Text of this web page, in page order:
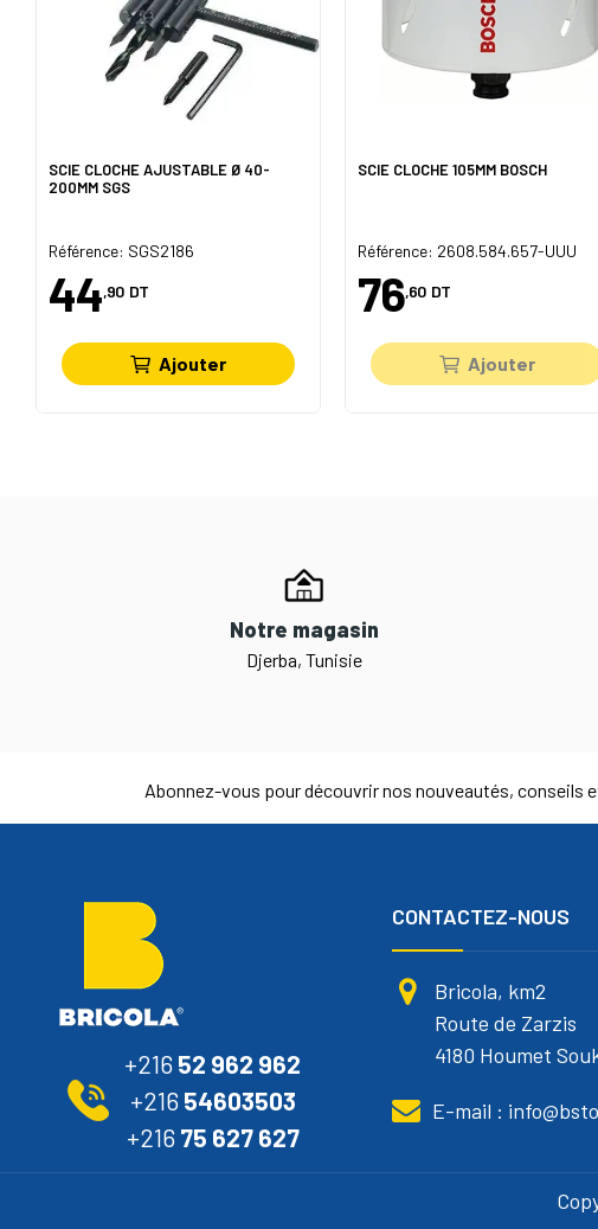
SCIE CLOCHE AJUSTABLE Ø 40-
200MM SGS
Référence: SGS2186
44,90 DT
Ajouter
SCIE CLOCHE 105MM BOSCH
Référence: 2608.584.657-UUU
76,60 DT
Ajouter
Notre magasin
Djerba, Tunisie
Abonnez-vous pour découvrir nos nouveautés, conseils
+216 52 962 962
+216 54603503
+216 75 627 627
CONTACTEZ-NOUS
Bricola, km2
Route de Zarzis
4180 Houmet
E-mail :